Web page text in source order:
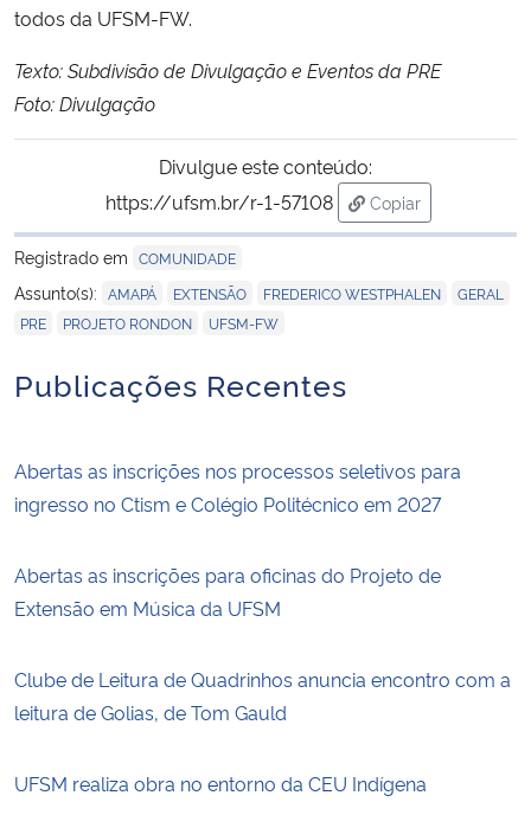
todos da UFSM-FW.
Texto: Subdivisão de Divulgação e Eventos da PRE
Foto: Divulgação
Divulgue este conteúdo:
https://ufsm.br/r-1-57108
Copiar
para área de
Registrado em COMUNIDADE
Assunto(s): AMAPÁ EXTENSÃO FREDERICO WESTPHALEN GERAL
PRE PROJETO RONDON UFSM-FW
Publicações Recentes
Abertas as inscrições nos processos seletivos para
ingresso no Ctism e Colégio Politécnico em 2027
Abertas as inscrições para oficinas do Projeto de
Extensão em Música da UFSM
Clube de Leitura de Quadrinhos anuncia encontro com a
leitura de Golias, de Tom Gauld
UFSM realiza obra no entorno da CEU Indígena